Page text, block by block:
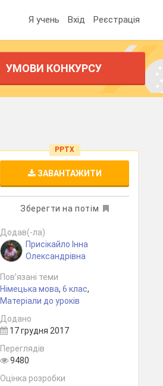
Я учень Вхід Реєстрація
УМОВИ КОНКУРСУ
PPTX
ЗАВАНТАЖИТИ
Зберегти на потім
Додав(-ла)
Присікайло Інна
Олександрівна
Пов’язані теми
Німецька мова,6 клас,
Матеріали до уроків
Додано
17 грудня 2017
Переглядів
9480
Оцінка розробки